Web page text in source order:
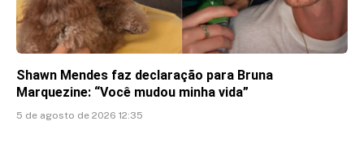
Shawn Mendes faz declaração para Bruna
Marquezine: “Você mudou minha vida”
5 de agosto de 2026 12:35